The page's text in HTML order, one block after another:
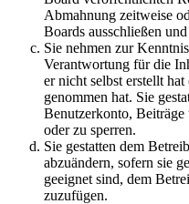
Abmahnung zeitweise
Boards ausschließen
Sie nehmen zur
Verantwortung für die
er nicht selbst erstellt
genommen hat. Sie
Benutzerkonto,
oder zu sperren.
Sie gestatten dem
abzuändern, sofern sie
geeignet sind, dem
zuzufügen.